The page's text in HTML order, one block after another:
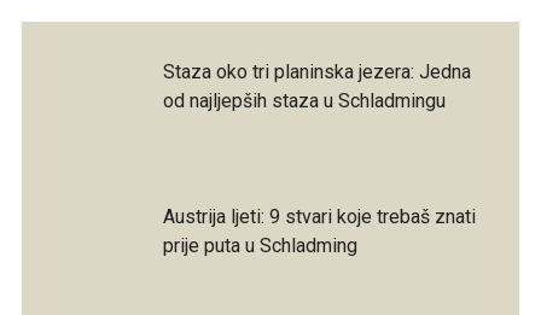
Staza oko tri planinska jezera: Jedna
od najljepših staza u Schladmingu
Austrija ljeti: 9 stvari koje trebaš znati
prije puta u Schladming